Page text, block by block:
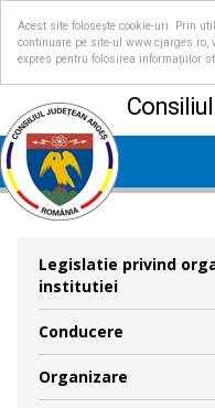
Acest site folosește cookie-uri. Prin
continuare pe site-ul www.cjarges.ro,
expres pentru folosirea informațiilor
Legislatie privind
institutiei
Conducere
Organizare